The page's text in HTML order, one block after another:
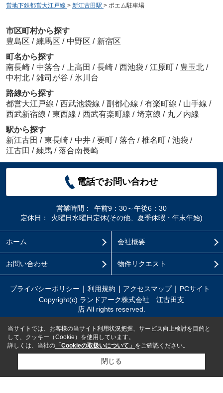
営地下鉄都営大江戸線 > 新江古田駅 > ポエム駐車場
市区町村から探す
豊島区 / 練馬区 / 中野区 / 新宿区
町名から探す
南長崎 / 中落合 / 上高田 / 長崎 / 西池袋 / 江原町 / 豊玉北 /
中村北 / 雑司が谷 / 氷川台
路線から探す
都営大江戸線 / 西武池袋線 / 副都心線 / 有楽町線 / 山手線 /
西武新宿線 / 東西線 / 西武有楽町線 / 埼京線 / 丸ノ内線
駅から探す
新江古田 / 東長崎 / 中井 / 要町 / 落合 / 椎名町 / 池袋 /
江古田 / 練馬 / 落合南長崎
電話でお問い合わせ
営業時間：
午前9：30～午後6：30
定休日：
火曜日水曜日定休(その他、夏季休暇・年末年始)
ホーム 会社概要
お問い合わせ 物件リクエスト
プライバシーポリシー 利用規約 アクセスマップ
PCサイト
Copyright(c) ランドアーク株式会社 江古田支
店 All rights reserved.
当サイトでは、お客様の当サイト利用状況把握、サービス向上検討を目的と
して、クッキー（Cookie）を使用しています。
詳しくは、当社の 「Cookieの取扱いについて」 をご確認ください。
閉じる